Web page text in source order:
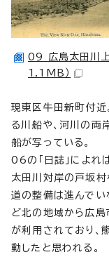
09 広島太田川上
1.1MB）
現東区牛田新町付近
る川船や、河川の両
船が写っている。
06の「日誌」によれ
太田川対岸の戸坂村
道の整備は進んでい
ど北の地域から広島
が利用されており、
動したと思われる。